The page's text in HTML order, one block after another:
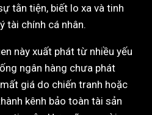
tằn tiện, biết lo xa và tinh
tài chính cá nhân.
này xuất phát từ nhiều yếu
ngân hàng chưa phát
giá do chiến tranh hoặc
kênh bảo toàn tài sản